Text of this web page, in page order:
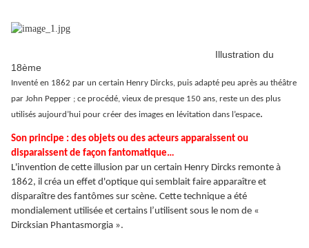
Illustration du
18ème
Inventé en 1862 par un certain Henry Dircks, puis adapté peu après au théâtre
par John Pepper ; ce procédé, vieux de presque 150 ans, reste un des plus
utilisés aujourd’hui pour créer des images en lévitation dans l’espace.
Son principe : des objets ou des acteurs apparaissent ou
disparaissent de façon fantomatique…
L'invention de cette illusion par un certain Henry Dircks remonte à
1862, il créa un effet d'optique qui semblait faire apparaître et
disparaître des fantômes sur scène. Cette technique a été
mondialement utilisée et certains l’utilisent sous le nom de «
Dircksian Phantasmorgia ».